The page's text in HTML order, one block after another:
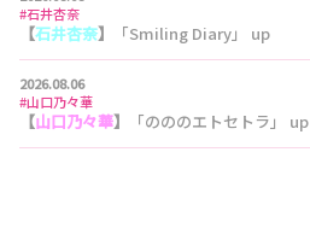
#石井杏奈
【石井杏奈】 「Smiling Diary」 up
2026.08.06
#山口乃々華
【山口乃々華】 「のののエトセトラ」 up